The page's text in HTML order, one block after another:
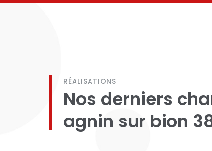
RÉALISATIONS
Nos derniers
agnin sur bion